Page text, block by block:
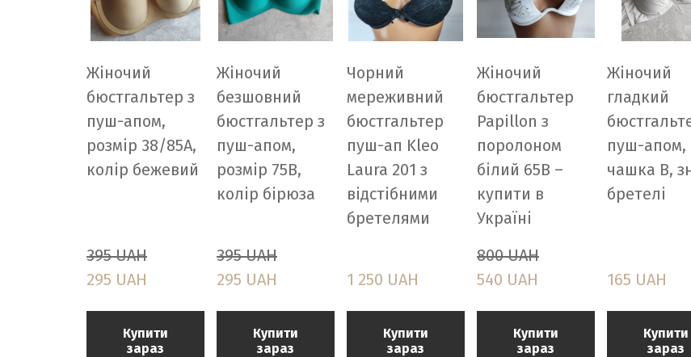
Жіночий
бюстгальтер з
пуш-апом,
розмір 38/85A,
колір бежевий
395 UAH
295 UAH
Купити
зараз
Жіночий
безшовний
бюстгальтер з
пуш-апом,
розмір 75B,
колір бірюза
395 UAH
295 UAH
Купити
зараз
Чорний
мереживний
бюстгальтер
пуш-ап Kleo
Laura 201 з
відстібними
бретелями
1 250 UAH
Купити
зараз
Жіночий
бюстгальтер
Papillon з
поролоном
білий 65B –
купити в
Україні
800 UAH
540 UAH
Купити
зараз
Жіночий
гладкий
пуш-апом,
чашка В,
бретелі
165 UAH
Купити
зараз